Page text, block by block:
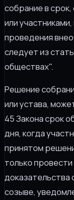
собрание в
или
проведения
следует из
обществах".
Решение
или устава,
45 Закона срок
дня, когда
принятом
только
созыве,